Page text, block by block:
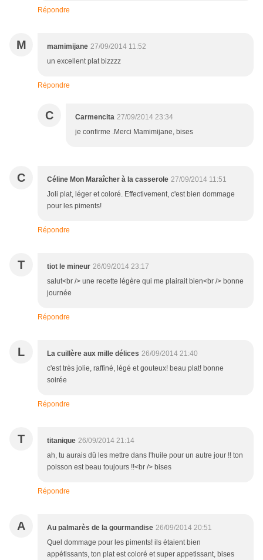
Répondre
M mamimijane 27/09/2014 11:52
un excellent plat bizzzz
Répondre
C Carmencita 27/09/2014 23:34
je confirme .Merci Mamimijane, bises
C Céline Mon Maraîcher à la casserole 27/09/2014 11:51
Joli plat, léger et coloré. Effectivement, c'est bien dommage
pour les piments!
Répondre
T tiot le mineur 26/09/2014 23:17
salut<br /> une recette légère qui me plairait bien<br /> bonne
journée
Répondre
L La cuillère aux mille délices 26/09/2014 21:40
c'est très jolie, raffiné, légé et gouteux! beau plat! bonne
soirée
Répondre
T titanique 26/09/2014 21:14
ah, tu aurais dû les mettre dans l'huile pour un autre jour !! ton
poisson est beau toujours !!<br /> bises
Répondre
A Au palmarès de la gourmandise 26/09/2014 20:51
Quel dommage pour les piments! ils étaient bien
appétissants, ton plat est coloré et super appetissant, bises